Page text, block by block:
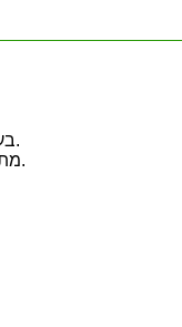
בעל מסיסות טובה במים, מה שהופך אותו קל לשימוש ולתפעול בתהליכי צביעה על בסיס מים.
2. טווח PH: אפקט הצביעה האופטימלי של Acid Black ATT מושג בדרך כלל בתנאים חומציים, עם טווח PH מתאים בין 2 ל-5.